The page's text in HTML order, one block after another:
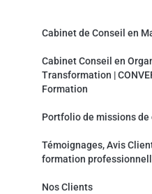
Cabinet de Conseil en
Cabinet Conseil en
Transformation |
Formation
Portfolio de missions
Témoignages, Avis
formation
Nos Clients